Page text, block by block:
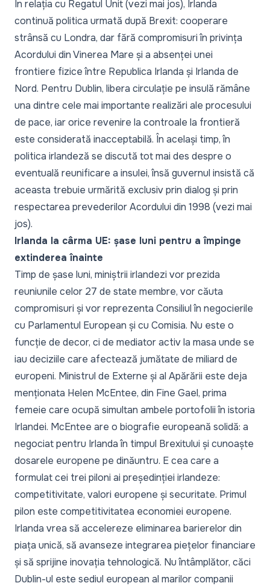
În relația cu Regatul Unit (vezi mai jos), Irlanda
continuă politica urmată după Brexit: cooperare
strânsă cu Londra, dar fără compromisuri în privința
Acordului din Vinerea Mare și a absenței unei
frontiere fizice între Republica Irlanda și Irlanda de
Nord. Pentru Dublin, libera circulație pe insulă rămâne
una dintre cele mai importante realizări ale procesului
de pace, iar orice revenire la controale la frontieră
este considerată inacceptabilă. În același timp, în
politica irlandeză se discută tot mai des despre o
eventuală reunificare a insulei, însă guvernul insistă că
aceasta trebuie urmărită exclusiv prin dialog și prin
respectarea prevederilor Acordului din 1998 (vezi mai
jos).
Irlanda la cârma UE: șase luni pentru a împinge
extinderea înainte
Timp de șase luni, miniștrii irlandezi vor prezida
reuniunile celor 27 de state membre, vor căuta
compromisuri și vor reprezenta Consiliul în negocierile
cu Parlamentul European și cu Comisia. Nu este o
funcție de decor, ci de mediator activ la masa unde se
iau deciziile care afectează jumătate de miliard de
europeni. Ministrul de Externe și al Apărării este deja
menționata Helen McEntee, din Fine Gael, prima
femeie care ocupă simultan ambele portofolii în istoria
Irlandei. McEntee are o biografie europeană solidă: a
negociat pentru Irlanda în timpul Brexitului și cunoaște
dosarele europene pe dinăuntru. E cea care a
formulat cei trei piloni ai președinției irlandeze:
competitivitate, valori europene și securitate. Primul
pilon este competitivitatea economiei europene.
Irlanda vrea să accelereze eliminarea barierelor din
piața unică, să avanseze integrarea piețelor financiare
și să sprijine inovația tehnologică. Nu întâmplător, căci
Dublin-ul este sediul european al marilor companii